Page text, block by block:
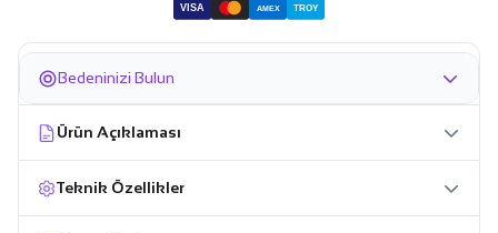
VISA AMEX TROY
Bedeninizi Bulun
Ürün Açıklaması
Teknik Özellikler